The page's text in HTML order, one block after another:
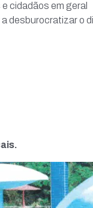
cidadãos em geral
desburocratizar o